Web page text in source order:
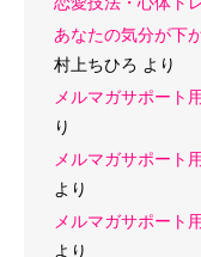
あなたの気分が下
村上ちひろ より
メルマガサポート
り
メルマガサポート
より
メルマガサポート
より